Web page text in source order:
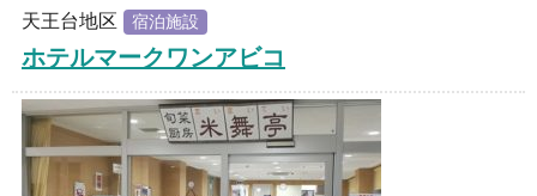
天王台地区 宿泊施設
ホテルマークワンアビコ